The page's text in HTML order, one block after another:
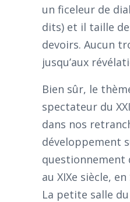
un ficeleur de
dits) et il taille
devoirs. Aucun
jusqu’aux
Bien sûr, le
spectateur du
dans nos
développement
questionnement
au XIXe siècle,
La petite salle